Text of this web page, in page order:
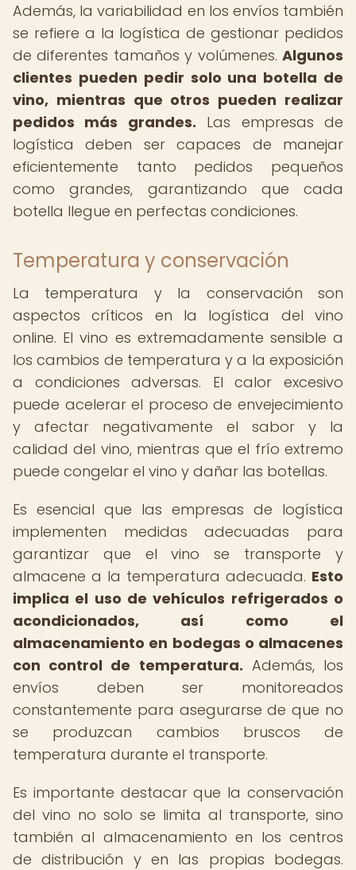
Además, la variabilidad en los envíos también
se refiere a la logística de gestionar pedidos
de diferentes tamaños y volúmenes. Algunos
clientes pueden pedir solo una botella de
vino, mientras que otros pueden realizar
pedidos más grandes. Las empresas de
logística deben ser capaces de manejar
eficientemente tanto pedidos pequeños
como grandes, garantizando que cada
botella llegue en perfectas condiciones.
Temperatura y conservación
La temperatura y la conservación son
aspectos críticos en la logística del vino
online. El vino es extremadamente sensible a
los cambios de temperatura y a la exposición
a condiciones adversas. El calor excesivo
puede acelerar el proceso de envejecimiento
y afectar negativamente el sabor y la
calidad del vino, mientras que el frío extremo
puede congelar el vino y dañar las botellas.
Es esencial que las empresas de logística
implementen medidas adecuadas para
garantizar que el vino se transporte y
almacene a la temperatura adecuada. Esto
implica el uso de vehículos refrigerados o
acondicionados, así como el
almacenamiento en bodegas o almacenes
con control de temperatura. Además, los
envíos deben ser monitoreados
constantemente para asegurarse de que no
se produzcan cambios bruscos de
temperatura durante el transporte.
Es importante destacar que la conservación
del vino no solo se limita al transporte, sino
también al almacenamiento en los centros
de distribución y en las propias bodegas.